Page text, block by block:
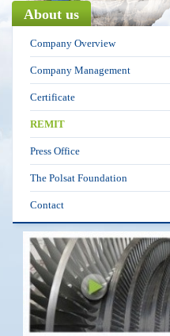
About us
Company Overview
Company Management
Certificate
REMIT
Press Office
The Polsat Foundation
Contact